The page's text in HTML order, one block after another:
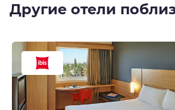
Другие отели